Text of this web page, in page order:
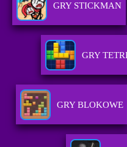
GRY STICKMAN
GRY
GRY BLOKOWE